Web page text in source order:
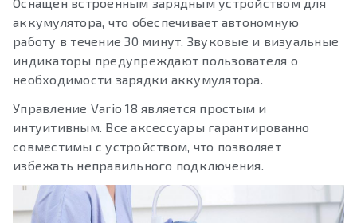
аккумулятора, что обеспечивает автономную
работу в течение 30 минут. Звуковые и визуальные
индикаторы предупреждают пользователя о
необходимости зарядки аккумулятора.
Управление Vario 18 является простым и
интуитивным. Все аксессуары гарантированно
совместимы с устройством, что позволяет
избежать неправильного подключения.